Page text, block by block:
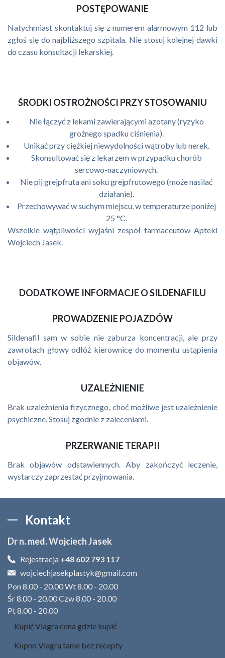
POSTĘPOWANIE
Natychmiast skontaktuj się z numerem alarmowym 112 lub
zgłoś się do najbliższego szpitala. Nie stosuj kolejnej dawki
do czasu konsultacji lekarskiej.
ŚRODKI OSTROŻNOŚCI PRZY STOSOWANIU
Nie łączyć z lekami zawierającymi azotany (ryzyko
groźnego spadku ciśnienia).
Unikać przy ciężkiej niewydolności wątroby lub nerek.
Skonsultować się z lekarzem w przypadku chorób
sercowo-naczyniowych.
Nie pij grejpfruta ani soku grejpfrutowego (może nasilać
działanie).
Przechowywać w suchym miejscu, w temperaturze poniżej
25 °C.
Wszelkie wątpliwości wyjaśni zespół farmaceutów Apteki
Wojciech Jasek.
DODATKOWE INFORMACJE O SILDENAFILU
PROWADZENIE POJAZDÓW
Sildenafil sam w sobie nie zaburza koncentracji, ale przy
zawrotach głowy odłóż kierownicę do momentu ustąpienia
objawów.
UZALEŻNIENIE
Brak uzależnienia fizycznego, choć możliwe jest uzależnienie
psychiczne. Stosuj zgodnie z zaleceniami.
PRZERWANIE TERAPII
Brak objawów odstawiennych. Aby zakończyć leczenie,
wystarczy zaprzestać przyjmowania.
Kontakt
Dr n. med. Wojciech Jasek
Rejestracja +48 602 793 117
wojciechjasekplastyk@gmail.com
Pon 8.00 - 20.00 Wt 8.00 - 20.00
Śr 8.00 - 20.00 Czw 8.00 - 20.00
Pt 8.00 - 20.00
Kupić Viagra cena gdzie kupić
Kupno Viagra tanie bez recepty